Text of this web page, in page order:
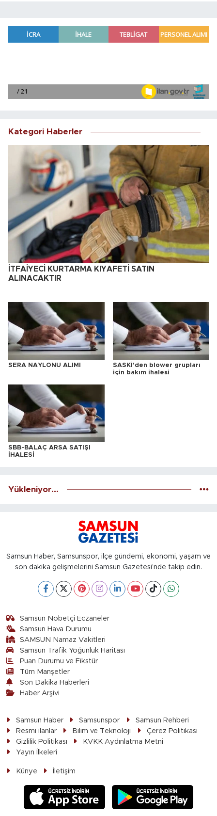
Kategori Haberler
İTFAİYECİ KURTARMA KIYAFETİ SATIN
ALINACAKTIR
SERA NAYLONU ALIMI
SASKİ'den blower grupları
için bakım ihalesi
SBB-BALAÇ ARSA SATIŞI
İHALESİ
Yükleniyor...
Samsun Haber, Samsunspor, ilçe gündemi, ekonomi, yaşam ve
son dakika gelişmelerini Samsun Gazetesi’nde takip edin.
Samsun Nöbetçi Eczaneler
Samsun Hava Durumu
SAMSUN Namaz Vakitleri
Samsun Trafik Yoğunluk Haritası
Puan Durumu ve Fikstür
Tüm Manşetler
Son Dakika Haberleri
Haber Arşivi
Samsun Haber Samsunspor
Samsun Rehberi
Resmi ilanlar
Bilim ve Teknoloji
Çerez Politikası
Gizlilik Politikası
KVKK Aydınlatma Metni
Yayın İlkeleri
Künye İletişim